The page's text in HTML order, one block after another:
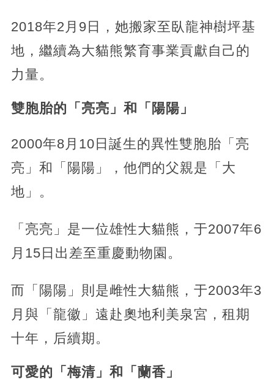
2018年2月9日，她搬家至臥龍神樹坪基
地，繼續為大貓熊繁育事業貢獻自己的
力量。
雙胞胎的「亮亮」和「陽陽」
2000年8月10日誕生的異性雙胞胎「亮
亮」和「陽陽」，他們的父親是「大
地」。
「亮亮」是一位雄性大貓熊，于2007年6
月15日出差至重慶動物園。
而「陽陽」則是雌性大貓熊，于2003年3
月與「龍徽」遠赴奧地利美泉宮，租期
十年，后續期。
可愛的「梅清」和「蘭香」